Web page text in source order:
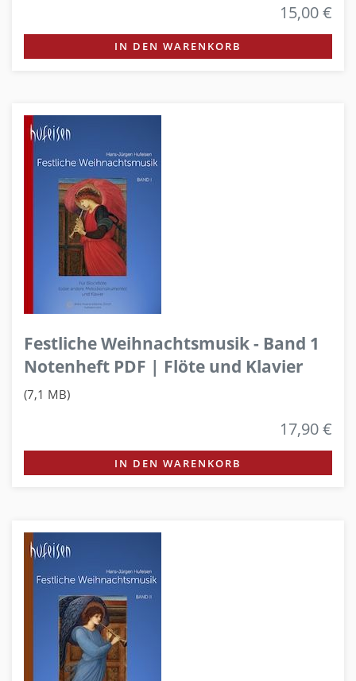
15,00 €
IN DEN WARENKORB
Festliche Weihnachtsmusik - Band 1
Notenheft PDF | Flöte und Klavier
(7,1 MB)
17,90 €
IN DEN WARENKORB